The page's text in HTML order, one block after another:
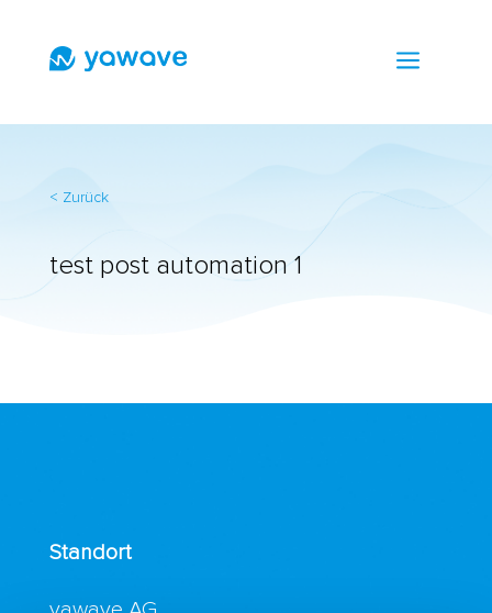
a
< Zurück
test post automation 1
Standort